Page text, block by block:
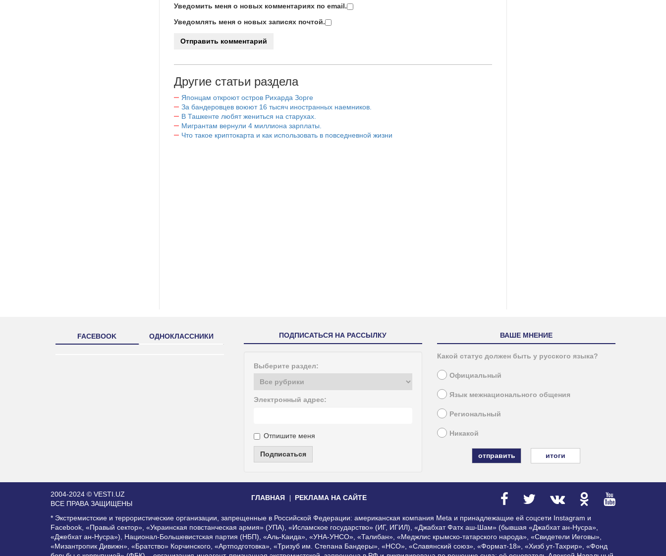
Уведомить меня о новых комментариях по email.
Уведомлять меня о новых записях почтой.
Другие статьи раздела
Японцам откроют остров Рихарда Зорге
За бандеровцев воюют 16 тысяч иностранных наемников.
В Ташкенте любят жениться на старухах.
Мигрантам вернули 4 миллиона зарплаты.
Что такое криптокарта и как использовать в повседневной жизни
FACEBOOK ОДНОКЛАССНИКИ ПОДПИСАТЬСЯ НА РАССЫЛКУ
Выберите раздел:
Электронный адрес:
Отпишите меня
Подписаться
ВАШЕ МНЕНИЕ
Какой статус должен быть у русского языка?
Официальный
Язык межнационального общения
Региональный
Никакой
итоги
2004-2024 © VESTI.UZ
ВСЕ ПРАВА ЗАЩИЩЕНЫ
ГЛАВНАЯ РЕКЛАМА НА САЙТЕ
* Экстремистские и террористические организации, запрещенные в Российской Федерации: американская компания Meta и принадлежащие ей соцсети Instagram и
Facebook, «Правый сектор», «Украинская повстанческая армия» (УПА), «Исламское государство» (ИГ, ИГИЛ), «Джабхат Фатх аш-Шам» (бывшая «Джабхат ан-Нусра»,
«Джебхат ан-Нусра»), Национал-Большевистская партия (НБП), «Аль-Каида», «УНА-УНСО», «Талибан», «Меджлис крымско-татарского народа», «Свидетели Иеговы»,
«Мизантропик Дивижн», «Братство» Корчинского, «Артподготовка», «Тризуб им. Степана Бандеры», «НСО», «Славянский союз», «Формат-18», «Хизб ут-Тахрир», «Фонд